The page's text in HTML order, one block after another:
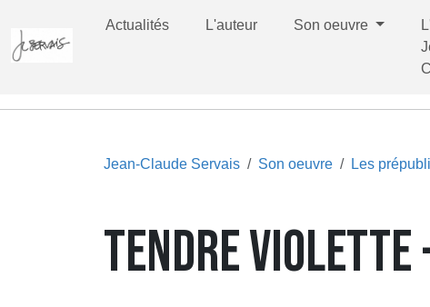
Actualités L'auteur Son oeuvre
Jean-Claude Servais Son oeuvre Les
TENDRE